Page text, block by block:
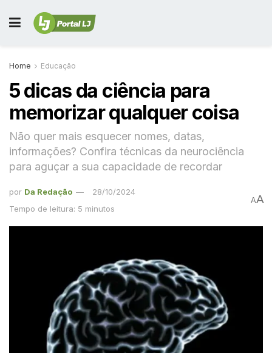
Home Educação
5 dicas da ciência para
memorizar qualquer coisa
Não quer mais esquecer nomes, datas,
informações? Confira técnicas da neurociência
para aguçar a sua capacidade de recordar
por Da Redação
28/10/2024
Tempo de leitura: 5 minutos
AA